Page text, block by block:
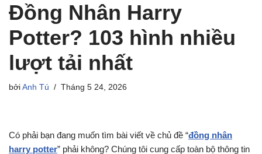
Đồng Nhân Harry
Potter? 103 hình nhiều
lượt tải nhất
bởi Anh Tú Tháng 5 24, 2026
Có phải bạn đang muốn tìm bài viết về chủ đề “đồng nhân
harry potter” phải không? Chúng tôi cung cấp toàn bộ thông tin